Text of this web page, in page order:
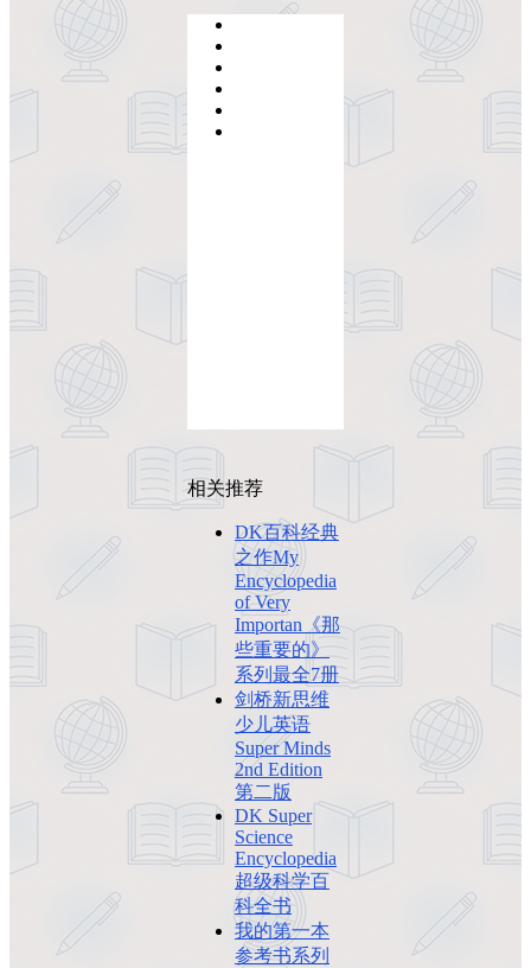
相关推荐
DK百科经典
之作My
Encyclopedia
of Very
Importan《那
些重要的》
系列最全7册
剑桥新思维
少儿英语
Super Minds
2nd Edition
第二版
DK Super
Science
Encyclopedia
超级科学百
科全书
我的第一本
参考书系列